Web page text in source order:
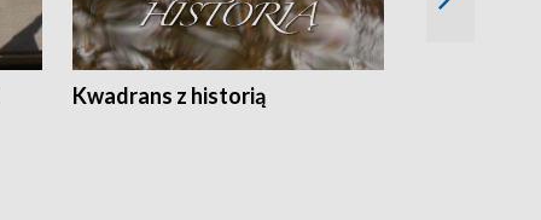
Kwadrans z historią